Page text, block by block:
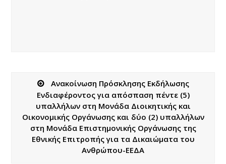
Ανακοίνωση Πρόσκλησης Εκδήλωσης
Ενδιαφέροντος για απόσπαση πέντε (5)
υπαλλήλων στη Μονάδα Διοικητικής και
Οικονομικής Οργάνωσης και δύο (2) υπαλλήλων
στη Μονάδα Επιστημονικής Οργάνωσης της
Εθνικής Επιτροπής για τα Δικαιώματα του
Ανθρώπου-ΕΕΔΑ